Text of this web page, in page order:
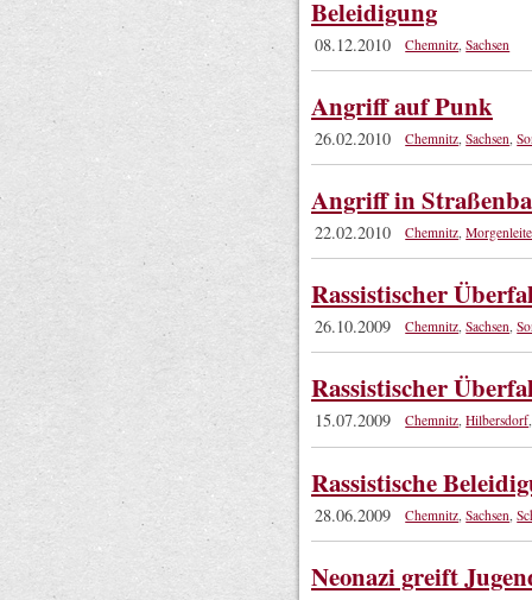
Beleidigung
08.12.2010 Chemnitz ,Sachsen
Angriff auf Punk
26.02.2010 Chemnitz ,Sachsen ,
Angriff in
22.02.2010 Chemnitz,Morgenleite
Rassistischer
26.10.2009 Chemnitz,Sachsen,
Rassistischer
15.07.2009 Chemnitz,Hilbersdorf
Rassistische
28.06.2009 Chemnitz ,Sachsen ,
Neonazi greift